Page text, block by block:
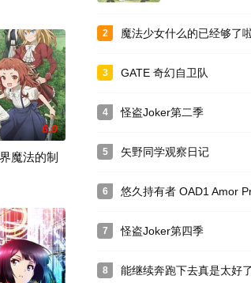
了期盼已久的将棋漫画《向昴星》的连载，不过……
6.0
魔法的制
の領地を治める下級貴族、オーンスタイン家。そ
2 魔法少女什么的已经够了
3 GATE 奇幻自卫队
4 怪盗Joker第二季
5 矢野同学观察日记
6 悠久持有者 OAD1 Amor
7 怪盗Joker第四季
8 能继续奔跑下去真是太好了